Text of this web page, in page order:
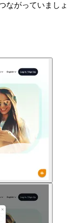
ながっていましょ